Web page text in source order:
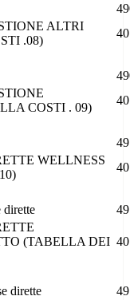
ALTRI
.08)
40
COSTI . 09)
40
WELLNESS
40
dirette
(TABELLA DEI 40
dirette